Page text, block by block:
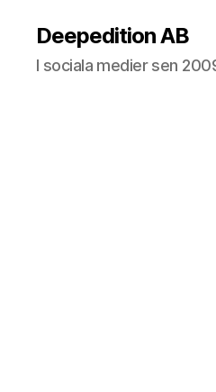
Deepedition AB
I sociala medier sen